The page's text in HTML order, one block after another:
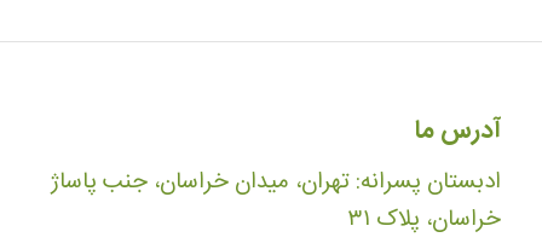
آدرس ما
ادبستان پسرانه: تهران، میدان خراسان، جنب پاساژ
خراسان، پلاک ۳۱